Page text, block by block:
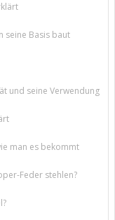
seine Basis baut
und seine Verwendung
man es bekommt
Feder stehlen?